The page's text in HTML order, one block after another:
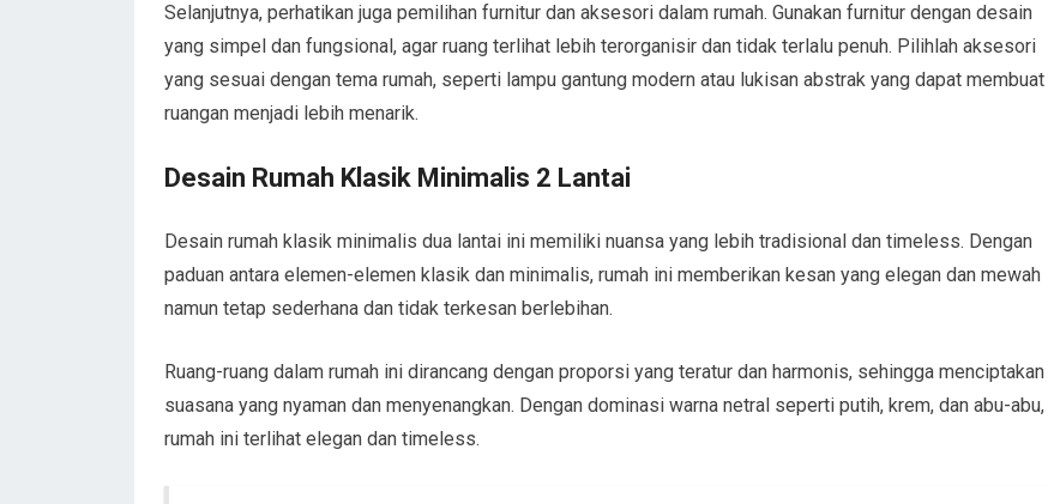
Selanjutnya, perhatikan juga pemilihan furnitur dan aksesori dalam rumah. Gunakan furnitur dengan desain
yang simpel dan fungsional, agar ruang terlihat lebih terorganisir dan tidak terlalu penuh. Pilihlah aksesori
yang sesuai dengan tema rumah, seperti lampu gantung modern atau lukisan abstrak yang dapat membuat
ruangan menjadi lebih menarik.
Desain Rumah Klasik Minimalis 2 Lantai
Desain rumah klasik minimalis dua lantai ini memiliki nuansa yang lebih tradisional dan timeless. Dengan
paduan antara elemen-elemen klasik dan minimalis, rumah ini memberikan kesan yang elegan dan mewah
namun tetap sederhana dan tidak terkesan berlebihan.
Ruang-ruang dalam rumah ini dirancang dengan proporsi yang teratur dan harmonis, sehingga menciptakan
suasana yang nyaman dan menyenangkan. Dengan dominasi warna netral seperti putih, krem, dan abu-abu,
rumah ini terlihat elegan dan timeless.